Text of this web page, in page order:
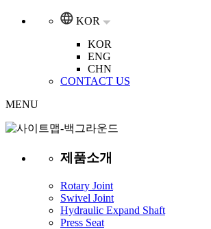
KOR
KOR
ENG
CHN
CONTACT US
MENU
제품소개
Rotary Joint
Swivel Joint
Hydraulic Expand Shaft
Press Seat